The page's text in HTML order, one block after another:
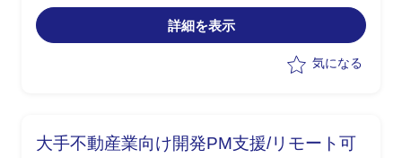
実施
・診断結果に基づく優先度付け・課題抽
リセールス段階の品質向上）
・中長期的なプロジェクトマネジメント
詳細を表示
気になる
大手不動産業向け開発PM支援/リモート可